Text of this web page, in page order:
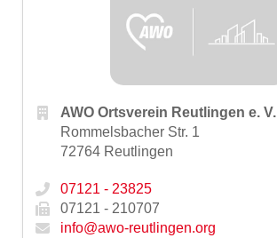
AWO Ortsverein Reutlingen e. V.
Rommelsbacher Str. 1
72764 Reutlingen
07121 - 23825
07121 - 210707
info@awo-reutlingen.org